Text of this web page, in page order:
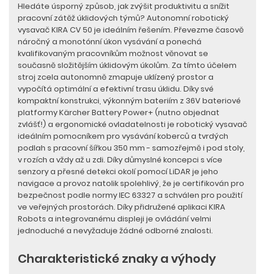
Hledáte úsporný způsob, jak zvýšit produktivitu a snížit
pracovní zátěž úklidových týmů? Autonomní robotický
vysavač KIRA CV 50 je ideálním řešením. Převezme časově
náročný a monotónní úkon vysávání a ponechá
kvalifikovaným pracovníkům možnost věnovat se
současně složitějším úklidovým úkolům. Za tímto účelem
stroj zcela autonomně zmapuje uklízený prostor a
vypočítá optimální a efektivní trasu úklidu. Díky své
kompaktní konstrukci, výkonným bateriím z 36V bateriové
platformy Kärcher Battery Power+ (nutno objednat
zvlášť!) a ergonomické ovladatelnosti je robotický vysavač
ideálním pomocníkem pro vysávání koberců a tvrdých
podlah s pracovní šířkou 350 mm - samozřejmě i pod stoly,
v rozích a vždy až u zdi. Díky důmyslné koncepci s více
senzory a přesné detekci okolí pomocí LiDAR je jeho
navigace a provoz natolik spolehlivý, že je certifikován pro
bezpečnost podle normy IEC 63327 a schválen pro použití
ve veřejných prostorách. Díky přidružené aplikaci KIRA
Robots a integrovanému displeji je ovládání velmi
jednoduché a nevyžaduje žádné odborné znalosti.
Charakteristické znaky a výhody